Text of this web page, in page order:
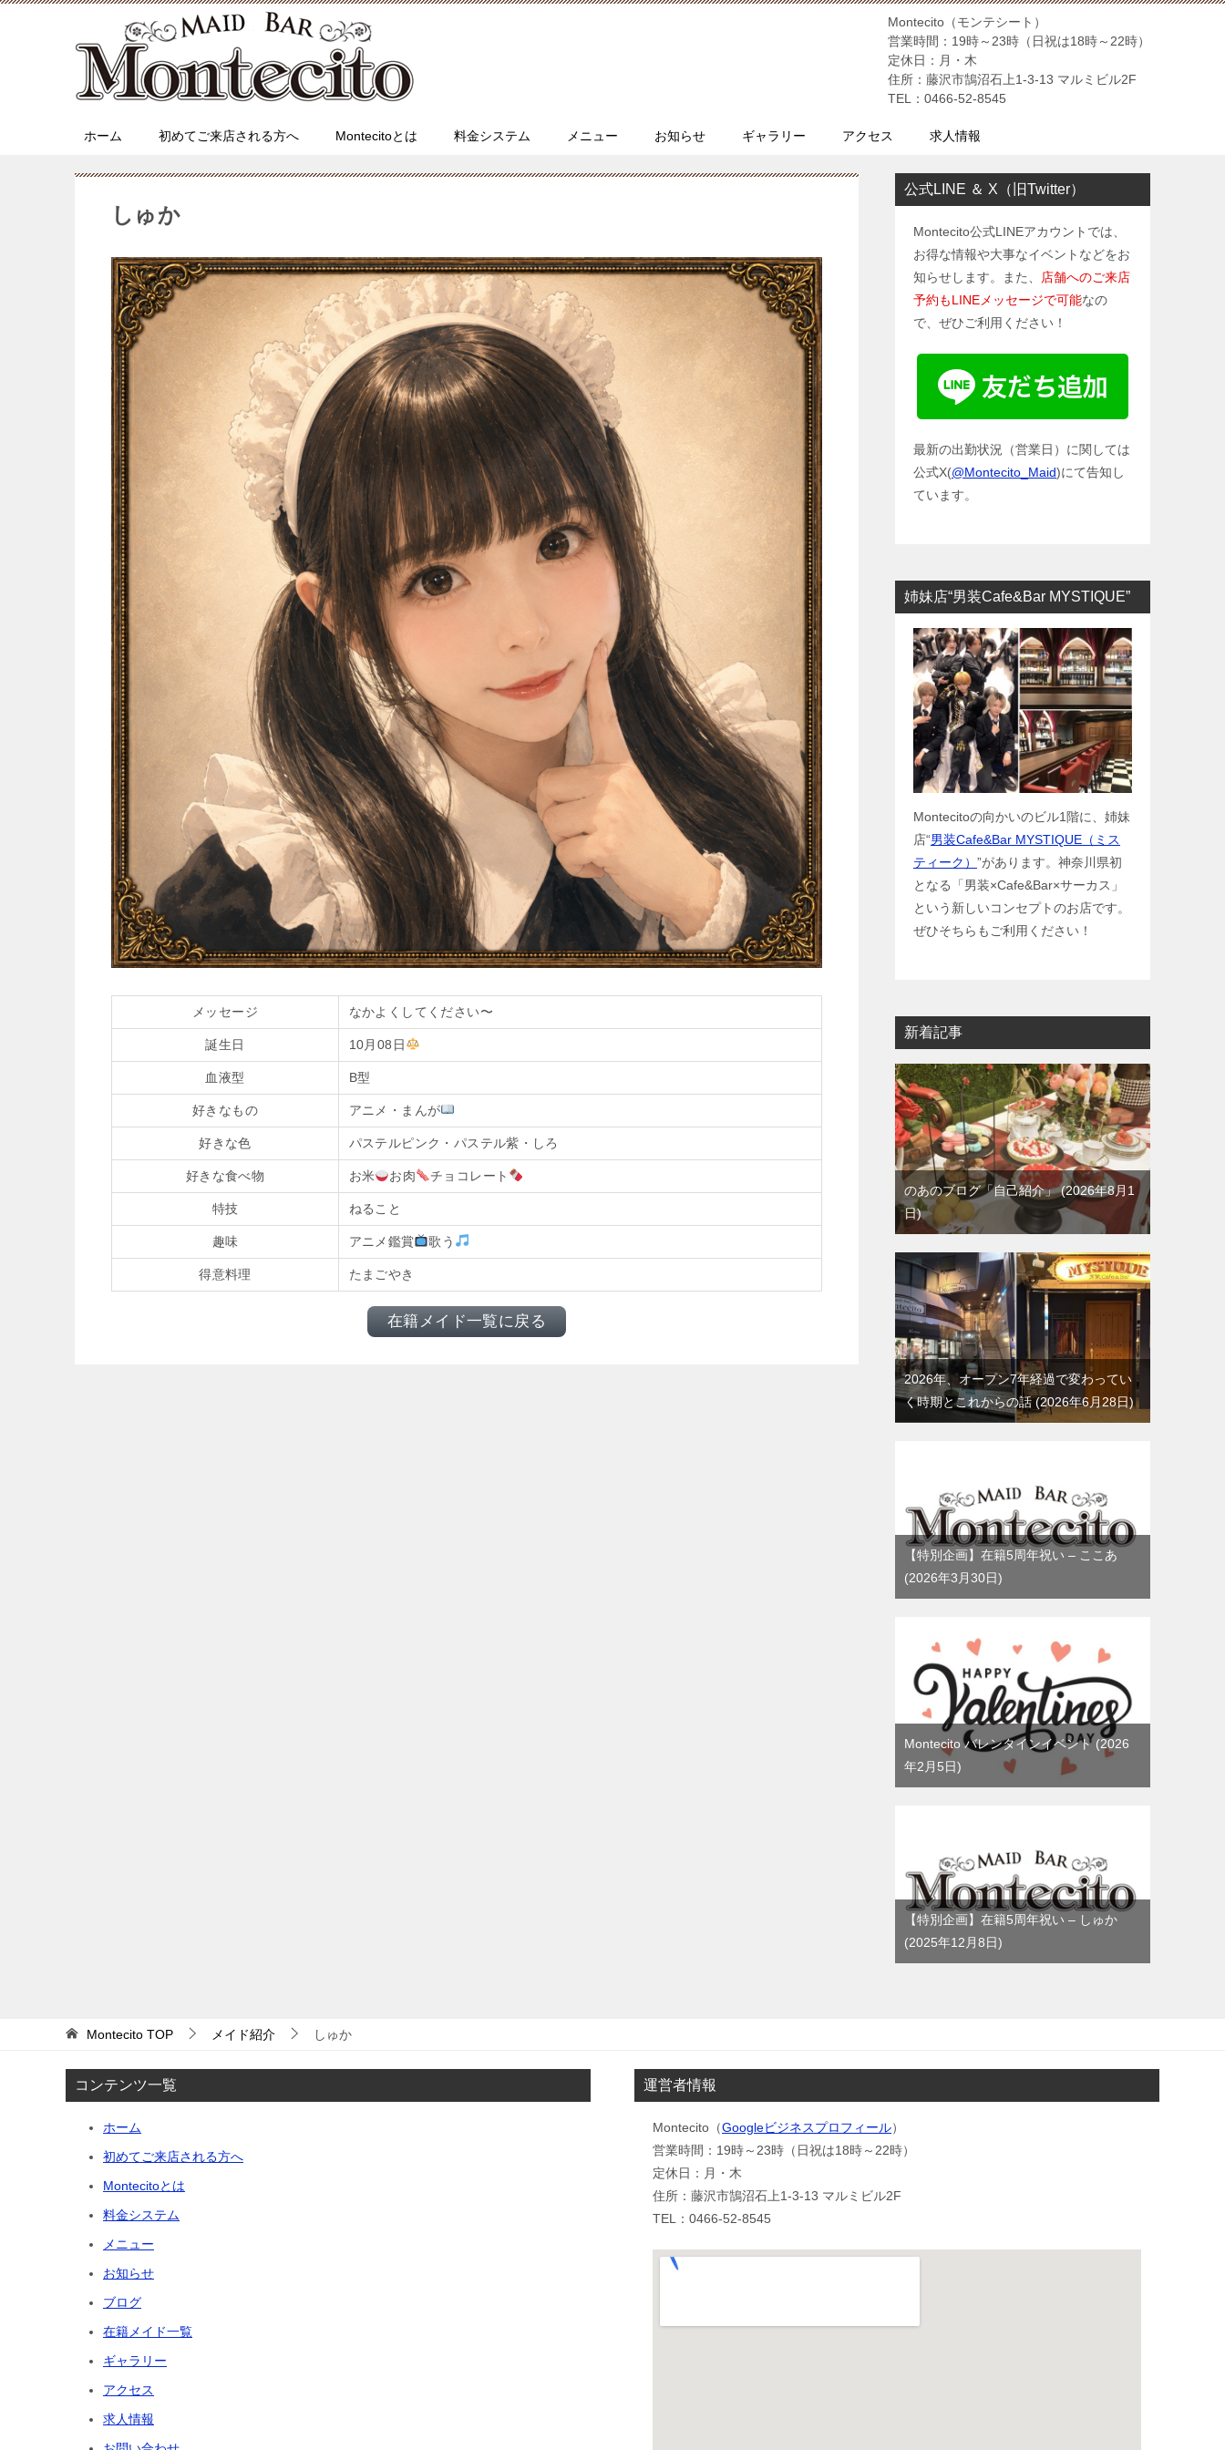
Montecito（モンテシート）
営業時間：19時～23時（日祝は18時～22時）
定休日：月・木
住所：藤沢市鵠沼石上1-3-13 マルミビル2F
TEL：0466-52-8545
ホーム 初めてご来店される方へ Montecitoとは 料金システム メニュー お知らせ ギャラリー アクセス 求人情報
しゅか
メッセージ なかよくしてください〜
誕生日 10月08日
血液型 B型
好きなもの アニメ・まんが
好きな色 パステルピンク・パステル紫・しろ
好きな食べ物 お米 お肉 チョコレート
特技 ねること
趣味 アニメ鑑賞 歌う
得意料理 たまごやき
在籍メイド一覧に戻る
公式LINE ＆ X（旧Twitter）
Montecito公式LINEアカウントでは、
お得な情報や大事なイベントなどをお
知らせします。また、
店舗へのご来店
予約もLINEメッセージで可能なの
で、ぜひご利用ください！
最新の出勤状況（営業日）に関しては
公式X(@Montecito_Maid)にて告知し
ています。
姉妹店“男装Cafe&Bar MYSTIQUE”
Montecitoの向かいのビル1階に、姉妹
店“男装Cafe&Bar MYSTIQUE（ミス
ティーク） ”があります。神奈川県初
となる「男装×Cafe&Bar×サーカス」
という新しいコンセプトのお店です。
ぜひそちらもご利用ください！
新着記事
のあのブログ「自己紹介」 2026年8月1
日
2026年、オープン7年経過で変わってい
く時期とこれからの話 2026年6月28日
【特別企画】在籍5周年祝い – ここあ
2026年3月30日
Montecito バレンタインイベント
2026
年2月5日
【特別企画】在籍5周年祝い – しゅか
2025年12月8日
Montecito TOP メイド紹介 しゅか
コンテンツ一覧
ホーム
初めてご来店される方へ
Montecitoとは
料金システム
メニュー
お知らせ
ブログ
在籍メイド一覧
ギャラリー
アクセス
求人情報
運営者情報
Montecito（Googleビジネスプロフィール）
営業時間：19時～23時（日祝は18時～22時）
定休日：月・木
住所：藤沢市鵠沼石上1-3-13 マルミビル2F
TEL：0466-52-8545